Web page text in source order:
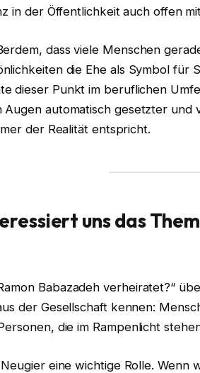
in der Öffentlichkeit auch offen
dass viele Menschen
die Ehe als Symbol für
dieser Punkt im beruflichen
Augen automatisch gesetzter und
der Realität entspricht.
uns das
Babazadeh verheiratet?“
der Gesellschaft kennen:
die im Rampenlicht
eine wichtige Rolle. Wenn